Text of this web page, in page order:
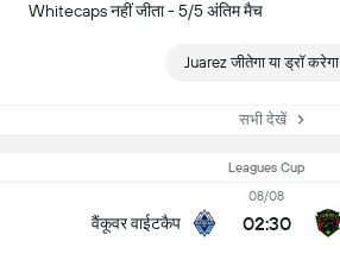
Whitecaps नहीं जीता - 5/5 अंतिम मैच
Juarez जीतेगा या ड्रॉ करेगा
सभी देखें
Leagues Cup
वैंकूवर वाईटकैप
08/08
02:30